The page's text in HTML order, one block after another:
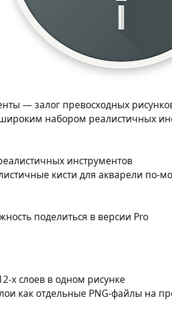
— залог превосходных
набором реалистичных
инструментов
кисти для акварели по-
поделиться в версии Pro
х слоев в одном рисунке
как отдельные PNG-файлы на